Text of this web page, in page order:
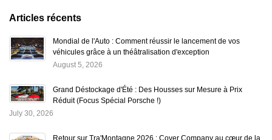
Articles récents
Mondial de l'Auto : Comment réussir le lancement de vos
véhicules grâce à un théâtralisation d'exception
August 5, 2026
Grand Déstockage d'Été : Des Housses sur Mesure à Prix
Réduit (Focus Spécial Porsche !)
July 30, 2026
Retour sur Tra'Montagne 2026 : Cover Company au cœur de la